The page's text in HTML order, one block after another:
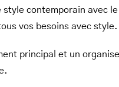
contemporain avec
vos besoins avec
principal et un